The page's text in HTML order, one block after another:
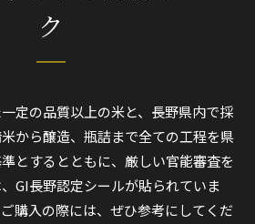
ク
定の品質以上の米と、長野県内で採
から醸造、瓶詰まで全ての工程を県
とするとともに、厳しい官能審査を
GI長野認定シールが貼られていま
購入の際には、ぜひ参考にしてくだ